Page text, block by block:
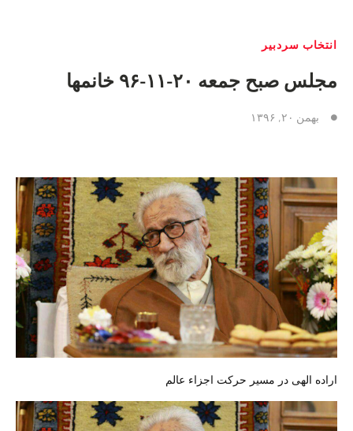
انتخاب سردبیر
مجلس صبح جمعه ۲۰-۱۱-۹۶ خانمها
بهمن ۲۰, ۱۳۹۶
اراده الهی در مسیر حرکت اجزاء عالم